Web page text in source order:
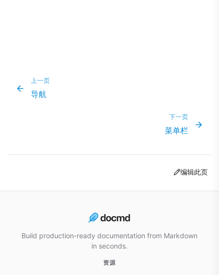
上一页
导航
下一页
菜单栏
编辑此页
Build production-ready documentation from Markdown
in seconds.
资源